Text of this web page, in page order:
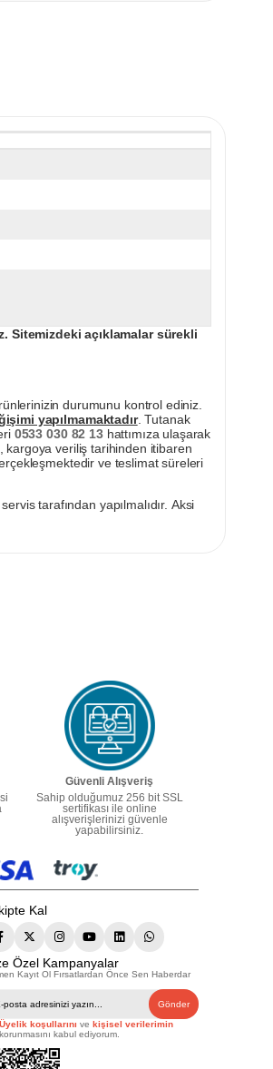
Sitemizdeki açıklamalar sürekli
durumunu kontrol ediniz.
yapılmamaktadır. Tutanak
0533 030 82 13hattımıza ulaşarak
kargoya veriliş tarihinden itibaren
ve teslimat süreleri
tarafından yapılmalıdır. Aksi
Güvenli Alışveriş
Sahip olduğumuz 256 bit SSL
sertifikası ile online
alışverişlerinizi güvenle
yapabilirsiniz.
Kal
Özel Kampanyalar
Kayıt Ol Fırsatlardan Önce Sen Haberdar
Gönder
Üyelik koşullarını ve kişisel verilerimin
korunmasını kabul ediyorum.